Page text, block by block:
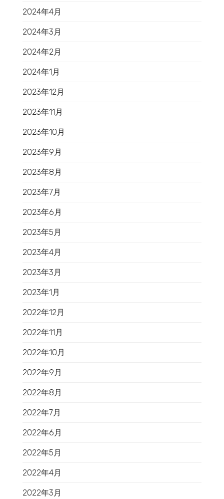
2024年4月
2024年3月
2024年2月
2024年1月
2023年12月
2023年11月
2023年10月
2023年9月
2023年8月
2023年7月
2023年6月
2023年5月
2023年4月
2023年3月
2023年1月
2022年12月
2022年11月
2022年10月
2022年9月
2022年8月
2022年7月
2022年6月
2022年5月
2022年4月
2022年3月